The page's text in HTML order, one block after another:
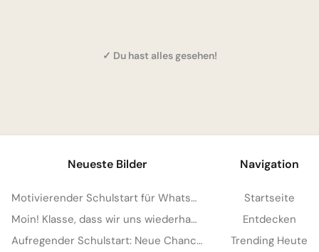
✓ Du hast alles gesehen!
Neueste Bilder
Motivierender Schulstart für WhatsApp: Energiegeladen ins neue Schuljahr!
Moin! Klasse, dass wir uns wiederhaben – Schulstart-Spaß für Instagram
Aufregender Schulstart: Neue Chancen für unvergessliche TikTok-Momente!
Navigation
Startseite
Entdecken
Trending Heute